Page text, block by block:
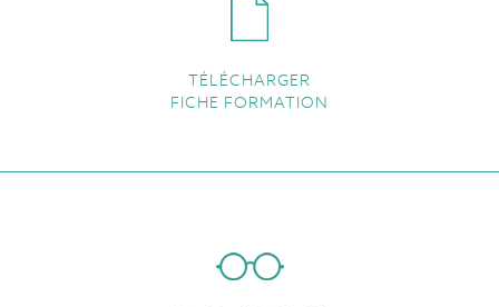
TÉLÉCHARGER
FICHE FORMATION